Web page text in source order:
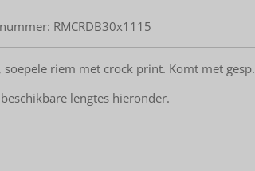
RMCRDB30x1115
soepele riem met crock print. Komt met gesp.
lengtes hieronder.